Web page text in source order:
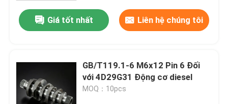
Giá tốt nhất Liên hệ chúng tôi
GB/T119.1-6 M6x12 Pin 6 Đối
với 4D29G31 Động cơ diesel
MOQ：10pcs